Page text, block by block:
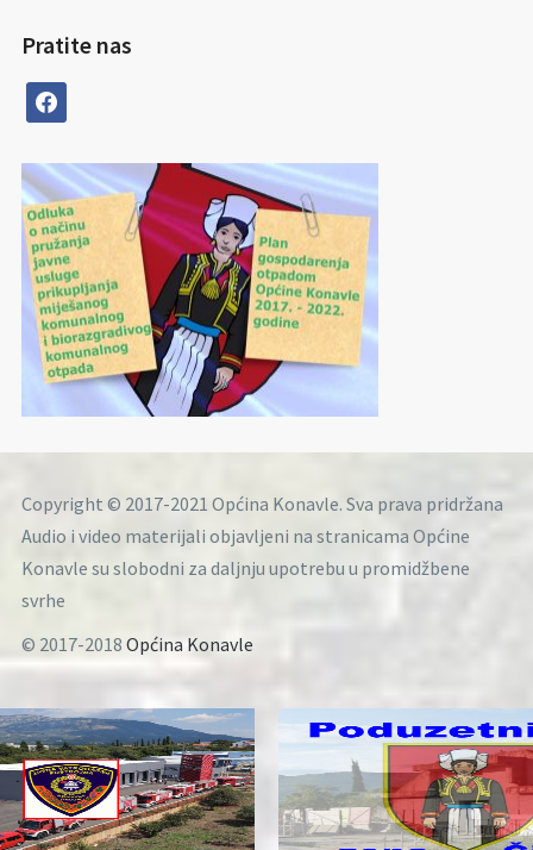
Pratite nas
facebook
Copyright © 2017-2021 Općina Konavle. Sva prava pridržana
Audio i video materijali objavljeni na stranicama Općine
Konavle su slobodni za daljnju upotrebu u promidžbene
svrhe
© 2017-2018 Općina Konavle